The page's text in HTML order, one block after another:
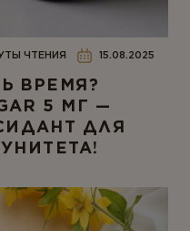
ЧТЕНИЯ 15.08.2025
ВРЕМЯ?
5 МГ —
ДЛЯ